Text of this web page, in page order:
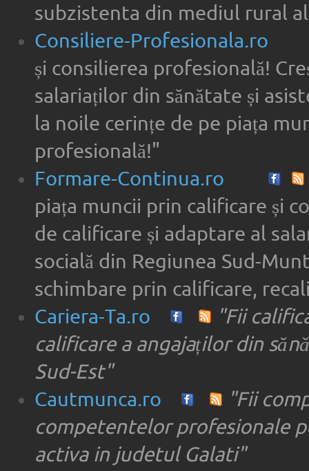
subzistenta din mediul rural
Consiliere-Profesionala.ro
și consilierea profesională!
salariaților din sănătate și
la noile cerințe de pe piața
profesională!"
Formare-Continua.ro
piața muncii prin calificare și
de calificare și adaptare al
socială din Regiunea Sud-
schimbare prin calificare,
Cariera-Ta.ro
"Fii
calificare a angajaților din
Sud-Est"
Cautmunca.ro
"Fii
competentelor profesionale
activa in judetul Galati"